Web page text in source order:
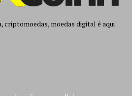
moedas digital é aqui